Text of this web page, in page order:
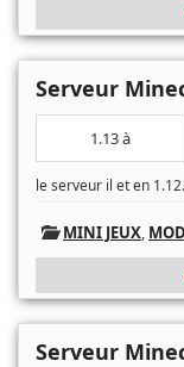
Serveur
1.13 à
le serveur il et en
MINI JEUX,
Serveur